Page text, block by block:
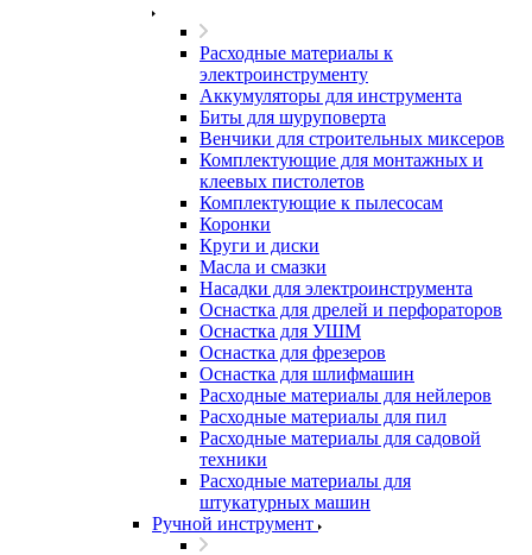
Расходные материалы к
электроинструменту
Аккумуляторы для инструмента
Биты для шуруповерта
Венчики для строительных миксеров
Комплектующие для монтажных и
клеевых пистолетов
Комплектующие к пылесосам
Коронки
Круги и диски
Масла и смазки
Насадки для электроинструмента
Оснастка для дрелей и перфораторов
Оснастка для УШМ
Оснастка для фрезеров
Оснастка для шлифмашин
Расходные материалы для нейлеров
Расходные материалы для пил
Расходные материалы для садовой
техники
Расходные материалы для
штукатурных машин
Ручной инструмент